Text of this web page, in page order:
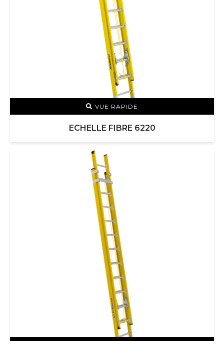
VUE RAPIDE
ECHELLE FIBRE 6220